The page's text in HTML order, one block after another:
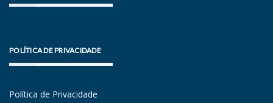
POLÍTICA DE PRIVACIDADE
Política de Privacidade